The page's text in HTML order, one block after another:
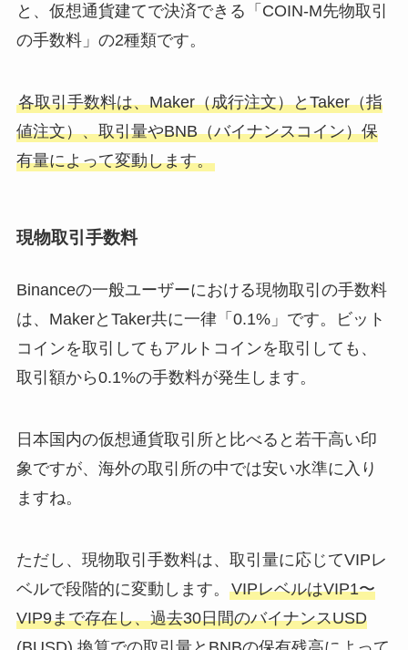
と、仮想通貨建てで決済できる「COIN-M先物取引
の手数料」の2種類です。
各取引手数料は、Maker（成行注文）とTaker（指
値注文）、取引量やBNB（バイナンスコイン）保
有量によって変動します。
現物取引手数料
Binanceの一般ユーザーにおける現物取引の手数料
は、MakerとTaker共に一律「0.1%」です。ビット
コインを取引してもアルトコインを取引しても、
取引額から0.1%の手数料が発生します。
日本国内の仮想通貨取引所と比べると若干高い印
象ですが、海外の取引所の中では安い水準に入り
ますね。
ただし、現物取引手数料は、取引量に応じてVIPレ
ベルで段階的に変動します。 VIPレベルはVIP1〜
VIP9まで存在し、過去30日間のバイナンスUSD